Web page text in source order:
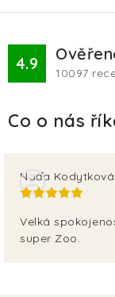
4.9 10097
Naďa Kodytková
Velká
super Zoo.